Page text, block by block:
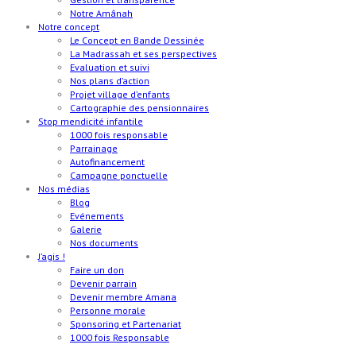
Notre Amânah
Notre concept
Le Concept en Bande Dessinée
La Madrassah et ses perspectives
Evaluation et suivi
Nos plans d’action
Projet village d’enfants
Cartographie des pensionnaires
Stop mendicité infantile
1000 fois responsable
Parrainage
Autofinancement
Campagne ponctuelle
Nos médias
Blog
Evénements
Galerie
Nos documents
J’agis !
Faire un don
Devenir parrain
Devenir membre Amana
Personne morale
Sponsoring et Partenariat
1000 fois Responsable